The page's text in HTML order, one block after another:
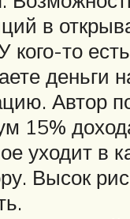
в
кого-то
деньги
Автор
15%
уходит в
Высок